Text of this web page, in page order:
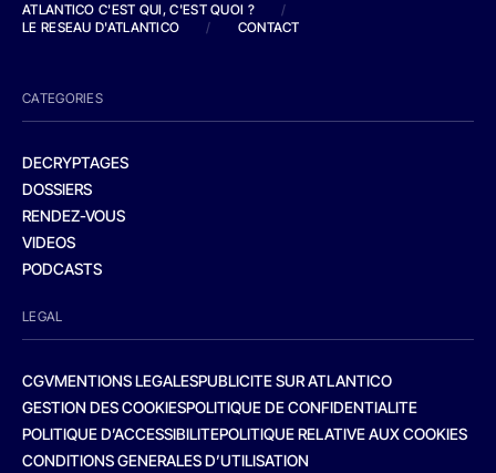
ATLANTICO C'EST QUI, C'EST QUOI ?
/
LE RESEAU D'ATLANTICO
/ CONTACT
CATEGORIES
DECRYPTAGES
DOSSIERS
RENDEZ-VOUS
VIDEOS
PODCASTS
LEGAL
CGVMENTIONS LEGALESPUBLICITE SUR ATLANTICO
GESTION DES COOKIESPOLITIQUE DE CONFIDENTIALITE
POLITIQUE D’ACCESSIBILITEPOLITIQUE RELATIVE AUX COOKIES
CONDITIONS GENERALES D’UTILISATION